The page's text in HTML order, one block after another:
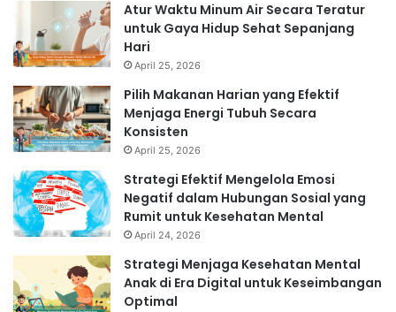
Atur Waktu Minum Air Secara Teratur
untuk Gaya Hidup Sehat Sepanjang
Hari
April 25, 2026
Pilih Makanan Harian yang Efektif
Menjaga Energi Tubuh Secara
Konsisten
April 25, 2026
Strategi Efektif Mengelola Emosi
Negatif dalam Hubungan Sosial yang
Rumit untuk Kesehatan Mental
April 24, 2026
Strategi Menjaga Kesehatan Mental
Anak di Era Digital untuk Keseimbangan
Optimal